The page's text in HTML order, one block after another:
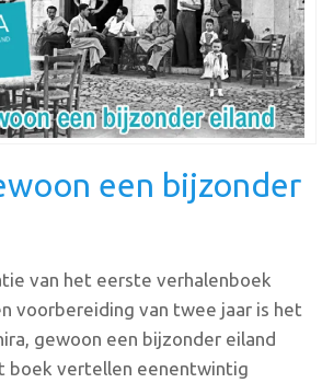
een bijzonder
van het eerste verhalenboek
voorbereiding van twee jaar is het
gewoon een bijzonder eiland
boek vertellen eenentwintig